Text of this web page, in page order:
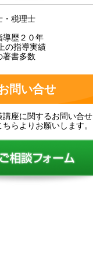
税理士
導歴２０年
の指導実績
著書多数
問い合せ
講座に関するお問い合せ
らよりお願いします。